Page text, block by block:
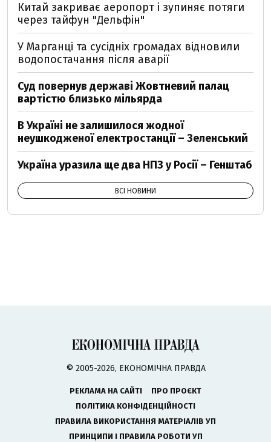
Китай закриває аеропорт і зупиняє потяги
через тайфун "Дельфін"
У Марганці та сусідніх громадах відновили
водопостачання після аварії
Суд повернув державі Жовтневий палац
вартістю близько мільярда
В Україні не залишилося жодної
неушкодженої електростанції – Зеленський
Україна уразила ще два НПЗ у Росії – Генштаб
ВСІ НОВИНИ
© 2005-2026, ЕКОНОМІЧНА ПРАВДА
РЕКЛАМА НА САЙТІ
ПРО ПРОЄКТ
ПОЛІТИКА КОНФІДЕНЦІЙНОСТІ
ПРАВИЛА ВИКОРИСТАННЯ МАТЕРІАЛІВ УП
ПРИНЦИПИ І ПРАВИЛА РОБОТИ УП